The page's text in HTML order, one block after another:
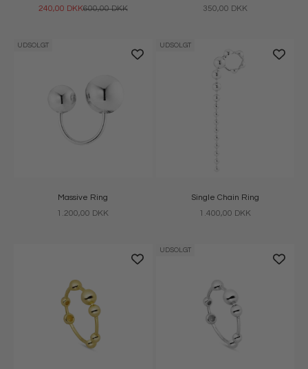
Salgspris
240,00 DKKNormalpris
600,00 DKK
Salgspris
350,00 DKK
UDSOLGT
Massive Ring
Salgspris
1.200,00 DKK
UDSOLGT
Single Chain Ring
Salgspris
1.400,00 DKK
UDSOLGT